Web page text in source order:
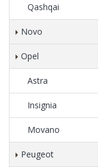
Qashqai
Novo
Opel
Astra
Insignia
Movano
Peugeot